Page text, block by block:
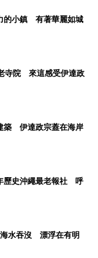
的小鎮 有著華麗如城
寺院 來這感受伊達政
築 伊達政宗蓋在海岸
歷史沖繩最老報社 呼
海水吞沒 漂浮在有明